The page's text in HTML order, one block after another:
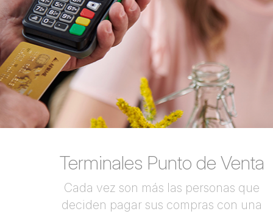
Terminales Punto de Venta
Cada vez son más las personas que
deciden pagar sus compras con una